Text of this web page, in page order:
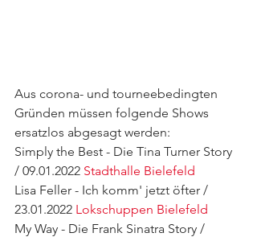
Aus corona- und tourneebedingten
Gründen müssen folgende Shows
ersatzlos abgesagt werden:
Simply the Best - Die Tina Turner Story
/ 09.01.2022 Stadthalle Bielefeld
Lisa Feller - Ich komm' jetzt öfter /
23.01.2022 Lokschuppen Bielefeld
My Way - Die Frank Sinatra Story /